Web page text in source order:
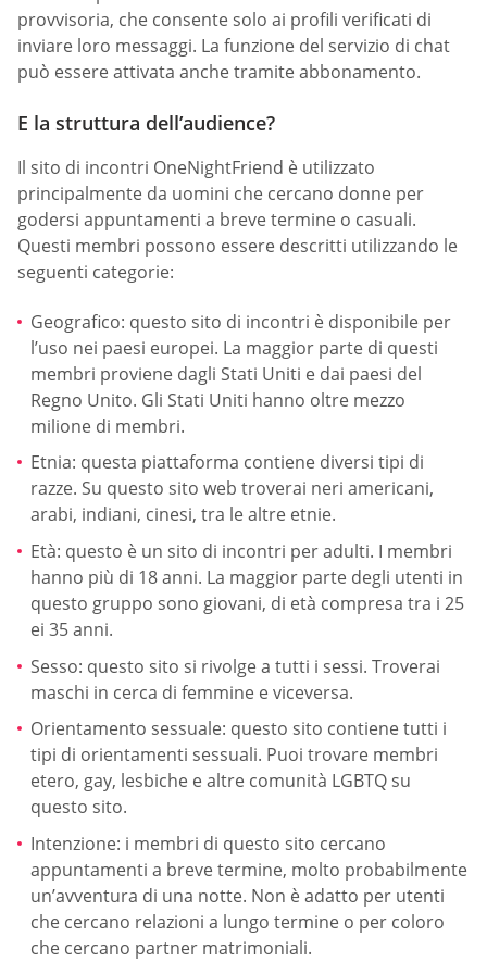
provvisoria, che consente solo ai profili verificati di
inviare loro messaggi. La funzione del servizio di chat
può essere attivata anche tramite abbonamento.
E la struttura dell’audience?
Il sito di incontri OneNightFriend è utilizzato
principalmente da uomini che cercano donne per
godersi appuntamenti a breve termine o casuali.
Questi membri possono essere descritti utilizzando le
seguenti categorie:
Geografico: questo sito di incontri è disponibile per
l’uso nei paesi europei. La maggior parte di questi
membri proviene dagli Stati Uniti e dai paesi del
Regno Unito. Gli Stati Uniti hanno oltre mezzo
milione di membri.
Etnia: questa piattaforma contiene diversi tipi di
razze. Su questo sito web troverai neri americani,
arabi, indiani, cinesi, tra le altre etnie.
Età: questo è un sito di incontri per adulti. I membri
hanno più di 18 anni. La maggior parte degli utenti in
questo gruppo sono giovani, di età compresa tra i 25
ei 35 anni.
Sesso: questo sito si rivolge a tutti i sessi. Troverai
maschi in cerca di femmine e viceversa.
Orientamento sessuale: questo sito contiene tutti i
tipi di orientamenti sessuali. Puoi trovare membri
etero, gay, lesbiche e altre comunità LGBTQ su
questo sito.
Intenzione: i membri di questo sito cercano
appuntamenti a breve termine, molto probabilmente
un’avventura di una notte. Non è adatto per utenti
che cercano relazioni a lungo termine o per coloro
che cercano partner matrimoniali.